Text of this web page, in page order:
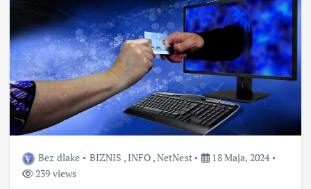
Bez dlake BIZNIS ,INFO ,NetNest
18 Maja, 2024
239 views